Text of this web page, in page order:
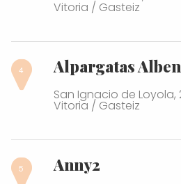
Vitoria / Gasteiz
Alpargatas Alben
San Ignacio de Loyola,
Vitoria / Gasteiz
Anny2